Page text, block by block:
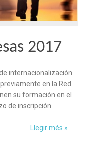
2017
internacionalización
en la Red
su formación en el
de inscripción
Llegir més »